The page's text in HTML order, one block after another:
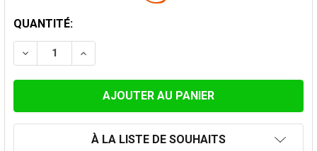
STOCK
ACTUEL:
QUANTITÉ:
DIMINUER LA QUANTITÉ DE POÊLE À BOIS LACUNZA
AUGMENTER LA QUANTITÉ DE POÊLE À
À LA LISTE DE SOUHAITS